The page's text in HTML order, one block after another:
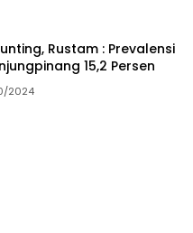
Rustam : Prevalensi
15,2 Persen
2024